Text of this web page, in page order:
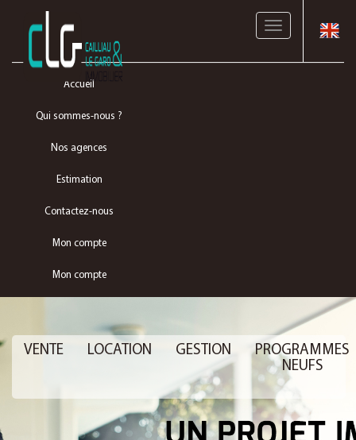
Toggle
Accueil
Qui sommes-nous ?
Nos agences
Estimation
Contactez-nous
Mon compte
Mon compte
VENTE LOCATION GESTION
PROGRAMMES
NEUFS